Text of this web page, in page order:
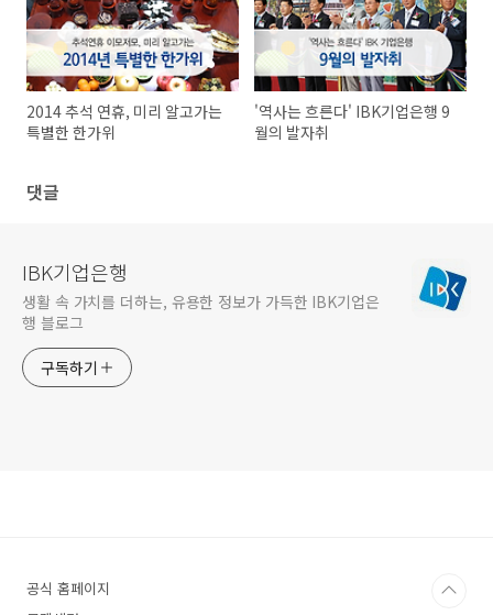
2014 추석 연휴, 미리 알고가는
특별한 한가위
'역사는 흐른다' IBK기업은행 9
월의 발자취
댓글
IBK기업은행
생활 속 가치를 더하는, 유용한 정보가 가득한 IBK기업은
행 블로그
구독하기
공식 홈페이지